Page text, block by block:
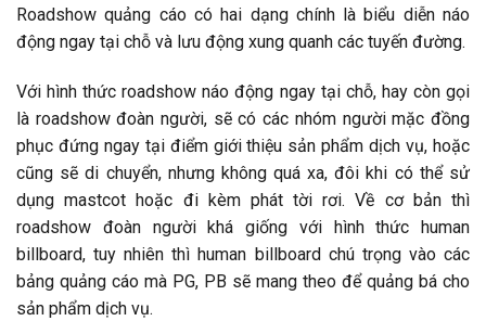
Roadshow quảng cáo có hai dạng chính là biểu diễn náo
động ngay tại chỗ và lưu động xung quanh các tuyến đường.
Với hình thức roadshow náo động ngay tại chỗ, hay còn gọi
là roadshow đoàn người, sẽ có các nhóm người mặc đồng
phục đứng ngay tại điểm giới thiệu sản phẩm dịch vụ, hoặc
cũng sẽ di chuyển, nhưng không quá xa, đôi khi có thể sử
dụng mastcot hoặc đi kèm phát tời rơi. Về cơ bản thì
roadshow đoàn người khá giống với hình thức human
billboard, tuy nhiên thì human billboard chú trọng vào các
bảng quảng cáo mà PG, PB sẽ mang theo để quảng bá cho
sản phẩm dịch vụ.